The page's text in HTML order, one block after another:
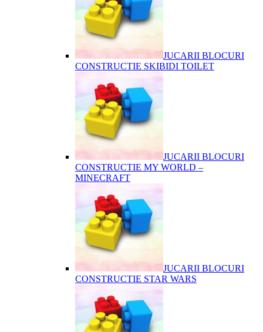
JUCARII BLOCURI
CONSTRUCTIE SKIBIDI TOILET
JUCARII BLOCURI
CONSTRUCTIE MY WORLD –
MINECRAFT
JUCARII BLOCURI
CONSTRUCTIE STAR WARS